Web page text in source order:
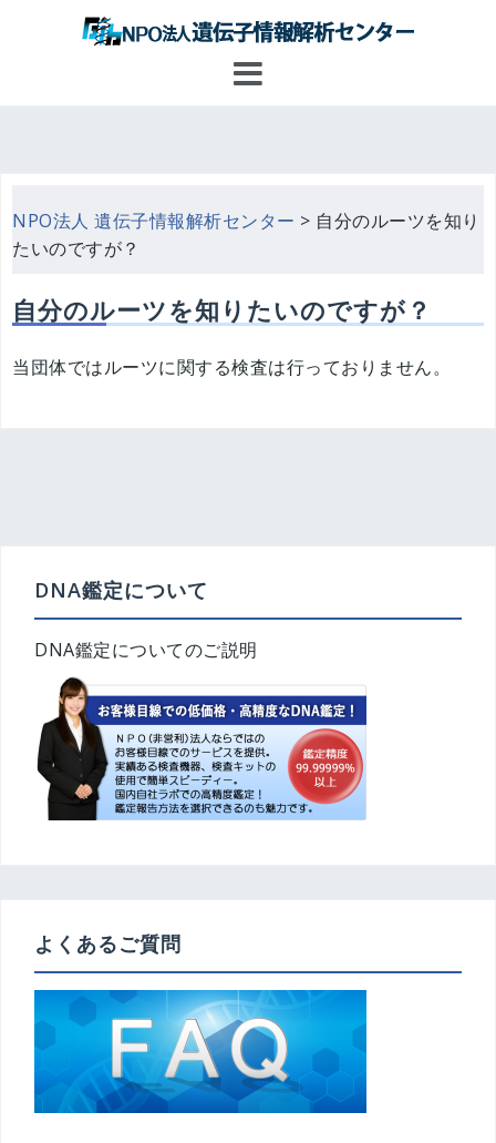
ッ
プ
NPO法人 遺伝子情報解析センター > 自分のルーツを知り
たいのですが？
自分のルーツを知りたいのですが？
当団体ではルーツに関する検査は行っておりません。
DNA鑑定について
DNA鑑定についてのご説明
よくあるご質問